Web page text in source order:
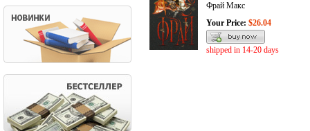
Фрай Макс
Your Price: $26.04
shipped in 14-20 days